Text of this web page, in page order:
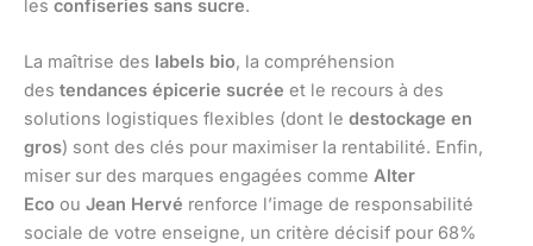
les confiseries sans sucre.
La maîtrise des labels bio, la compréhension
des tendances épicerie sucrée et le recours à des
solutions logistiques flexibles (dont le destockage en
gros) sont des clés pour maximiser la rentabilité. Enfin,
miser sur des marques engagées comme Alter
Eco ou Jean Hervé renforce l’image de responsabilité
sociale de votre enseigne, un critère décisif pour 68%